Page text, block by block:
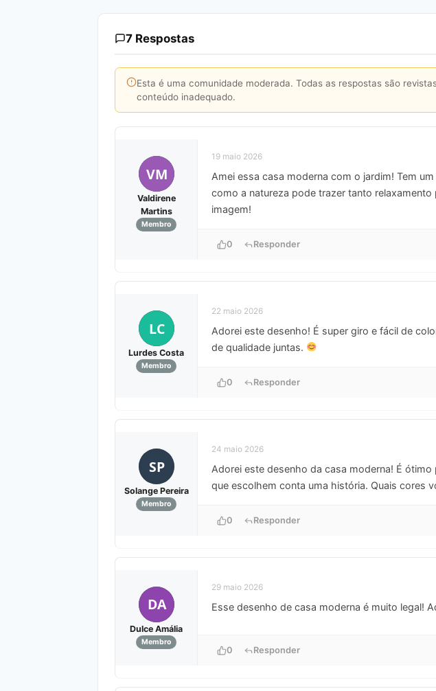
7 Respostas
Esta é uma comunidade moderada. Todas as respostas são
conteúdo inadequado.
VM
Valdirene
Martins
Membro
19 maio 2026
Amei essa casa moderna com o jardim! Tem
como a natureza pode trazer tanto
imagem!
0 Responder
LC
Lurdes Costa
Membro
22 maio 2026
Adorei este desenho! É super giro e fácil de
de qualidade juntas.
0 Responder
SP
Solange Pereira
Membro
24 maio 2026
Adorei este desenho da casa moderna! É
que escolhem conta uma história. Quais cores
0 Responder
DA
Dulce Amália
Membro
29 maio 2026
Esse desenho de casa moderna é muito legal!
0 Responder